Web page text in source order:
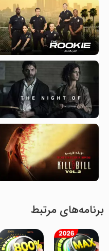
برنامه‌های مرتبط